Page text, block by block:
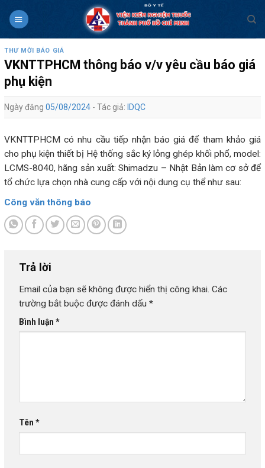
THƯ MỜI BÁO GIÁ
VKNTTPHCM thông báo v/v yêu cầu báo giá
phụ kiện
Ngày đăng 05/08/2024 - Tác giả: IDQC
VKNTTPHCM có nhu cầu tiếp nhận báo giá để tham khảo giá
cho phụ kiện thiết bị Hệ thống sắc ký lỏng ghép khối phổ, model:
LCMS-8040, hãng sản xuất: Shimadzu – Nhật Bản làm cơ sở để
tổ chức lựa chọn nhà cung cấp với nội dung cụ thể như sau:
Công văn thông báo
Trả lời
Email của bạn sẽ không được hiển thị công khai. Các
trường bắt buộc được đánh dấu *
Bình luận *
Tên *